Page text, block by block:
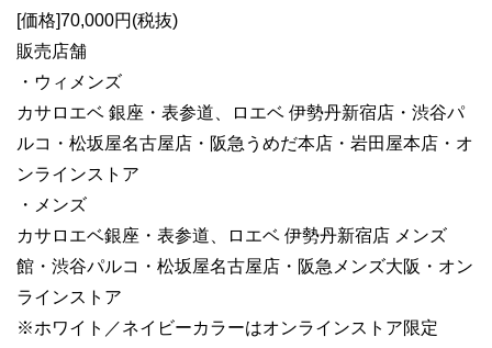
[価格]70,000円(税抜)
販売店舗
・ウィメンズ
カサロエベ 銀座・表参道、ロエベ 伊勢丹新宿店・渋谷パ
ルコ・松坂屋名古屋店・阪急うめだ本店・岩田屋本店・オ
ンラインストア
・メンズ
カサロエベ銀座・表参道、ロエベ 伊勢丹新宿店 メンズ
館・渋谷パルコ・松坂屋名古屋店・阪急メンズ大阪・オン
ラインストア
※ホワイト／ネイビーカラーはオンラインストア限定